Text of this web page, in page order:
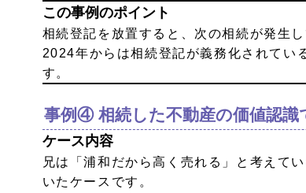
この事例のポイント
相続登記を放置すると、次の相続が発生
2024年からは相続登記が義務化されてい
す。
事例④ 相続した不動産の価値認識
ケース内容
兄は「浦和だから高く売れる」と考えて
いたケースです。